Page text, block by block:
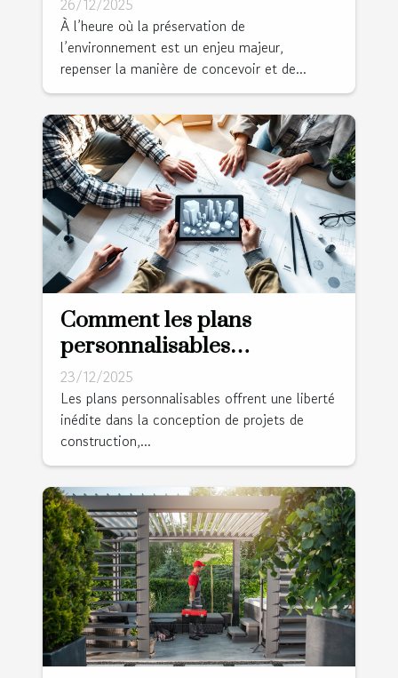
durable ?
26/12/2025
À l’heure où la préservation de
l’environnement est un enjeu majeur,
repenser la manière de concevoir et de...
Comment les plans
personnalisables
transforment-ils votre
projet de construction ?
23/12/2025
Les plans personnalisables offrent une liberté
inédite dans la conception de projets de
construction,...